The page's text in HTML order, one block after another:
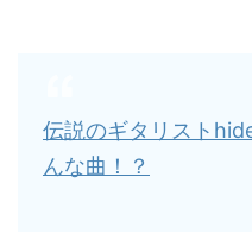
伝説のギタリスト
んな曲！？